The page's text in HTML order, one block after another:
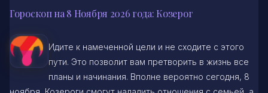
Гороскоп на 8 Ноября 2026 года: Козерог
Идите к намеченной цели и не сходите с этого
пути. Это позволит вам претворить в жизнь все
планы и начинания. Вполне вероятно сегодня, 8